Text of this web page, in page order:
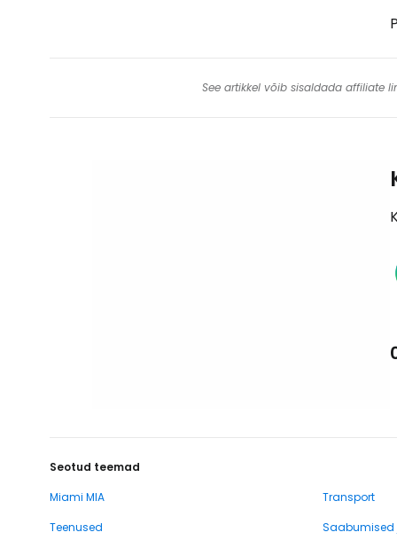
See artikkel võib sisaldada affiliate
Seotud teemad
Miami MIA
Transport
Teenused